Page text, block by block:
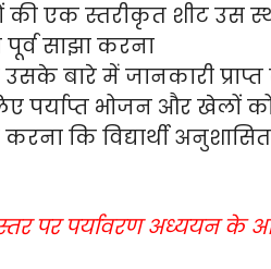
की एक स्तरीकृत शीट उस
साझा करना
उसके बारे में जानकारी
पर्याप्त भोजन और खेलों
करना कि विद्यार्थी
स्तर पर पर्यावरण अध्ययन